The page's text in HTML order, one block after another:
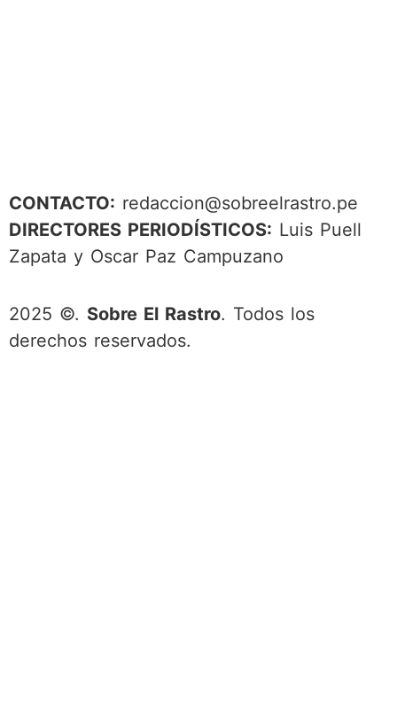
CONTACTO: redaccion@sobreelrastro.pe
DIRECTORES PERIODÍSTICOS: Luis Puell
Zapata y Oscar Paz Campuzano
2025 ©. Sobre El Rastro. Todos los
derechos reservados.